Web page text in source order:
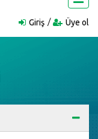
Giriş Üye ol